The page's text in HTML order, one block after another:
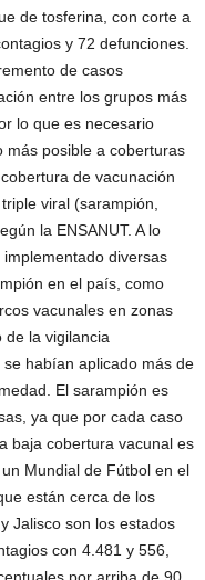
de tosferina, con corte a
y 72 defunciones.
de casos
entre los grupos más
lo que es necesario
más posible a coberturas
de vacunación
viral (sarampión,
la ENSANUT. A lo
diversas
en el país, como
vacunales en zonas
de la vigilancia
habían aplicado más de
El sarampión es
ya que por cada caso
baja cobertura vacunal es
Mundial de Fútbol en el
están cerca de los
Jalisco son los estados
con 4.481 y 556,
por arriba de 90